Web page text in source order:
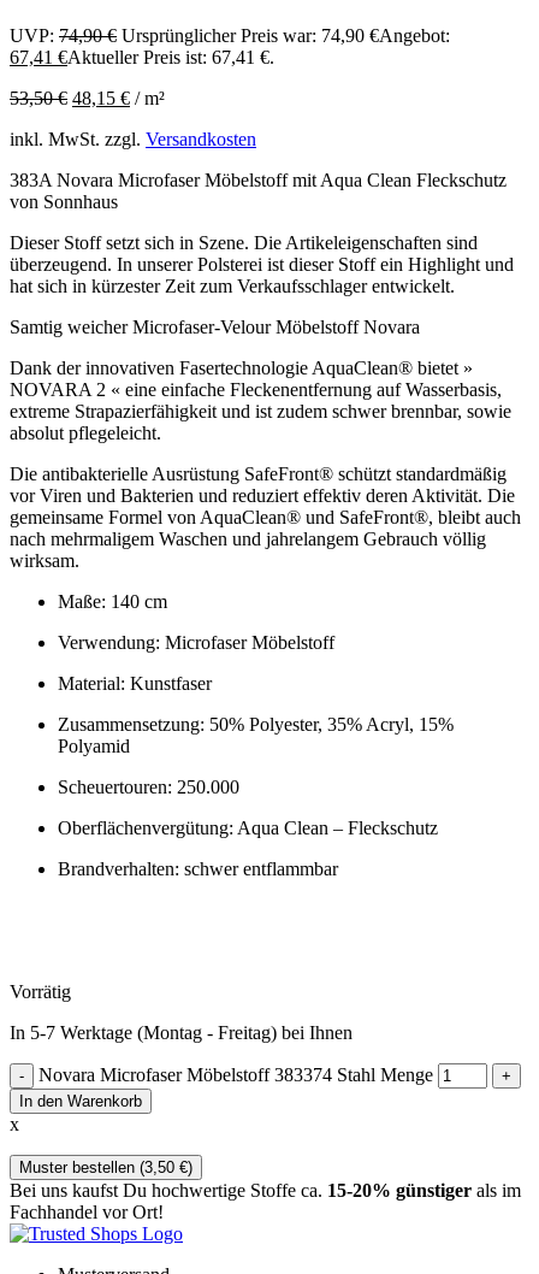
UVP: 74,90€ Ursprünglicher Preis war: 74,90 €Angebot:
67,41 €Aktueller Preis ist: 67,41 €.
53,50€ 48,15 € /m²
inkl. MwSt. zzgl. Versandkosten
383A Novara Microfaser Möbelstoff mit Aqua Clean Fleckschutz
von Sonnhaus
Dieser Stoff setzt sich in Szene. Die Artikeleigenschaften sind
überzeugend. In unserer Polsterei ist dieser Stoff ein Highlight und
hat sich in kürzester Zeit zum Verkaufsschlager entwickelt.
Samtig weicher Microfaser-Velour Möbelstoff Novara
Dank der innovativen Fasertechnologie AquaClean® bietet »
NOVARA 2 « eine einfache Fleckenentfernung auf Wasserbasis,
extreme Strapazierfähigkeit und ist zudem schwer brennbar, sowie
absolut pflegeleicht.
Die antibakterielle Ausrüstung SafeFront® schützt standardmäßig
vor Viren und Bakterien und reduziert effektiv deren Aktivität. Die
gemeinsame Formel von AquaClean® und SafeFront®, bleibt auch
nach mehrmaligem Waschen und jahrelangem Gebrauch völlig
wirksam.
Maße: 140 cm
Verwendung: Microfaser Möbelstoff
Material: Kunstfaser
Zusammensetzung: 50% Polyester, 35% Acryl, 15%
Polyamid
Scheuertouren: 250.000
Oberflächenvergütung: Aqua Clean – Fleckschutz
Brandverhalten: schwer entflammbar
Vorrätig
In 5-7 Werktage (Montag - Freitag) bei Ihnen
Novara Microfaser Möbelstoff 383374 Stahl Menge
In den Warenkorb
x
Muster bestellen (3,50 €)
Bei uns kaufst Du hochwertige Stoffe ca. 15-20% günstiger als im
Fachhandel vor Ort!